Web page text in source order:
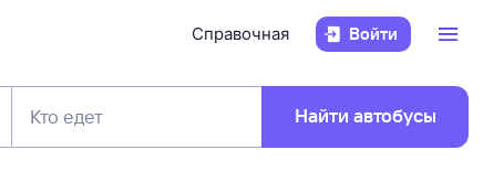
Справочная Войти
Кто едет Найти автобусы